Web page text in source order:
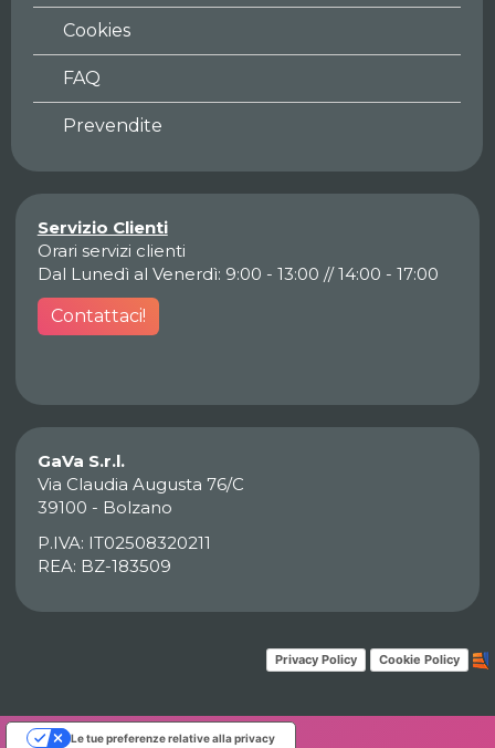
Cookies
FAQ
Prevendite
Servizio Clienti
Orari servizi clienti
Dal Lunedì al Venerdì: 9:00 - 13:00 // 14:00 - 17:00
Contattaci!
GaVa S.r.l.
Via Claudia Augusta 76/C
39100 - Bolzano
P.IVA: IT02508320211
REA: BZ-183509
Privacy Policy Cookie Policy
Le tue preferenze relative alla privacy